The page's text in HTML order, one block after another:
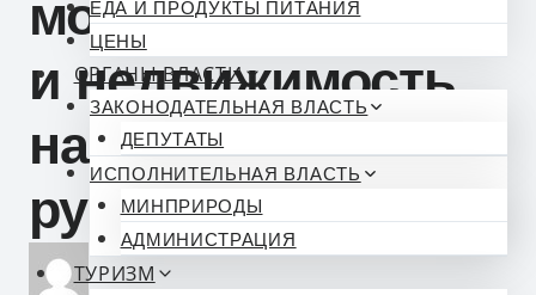
ЕДА И ПРОДУКТЫ ПИТАНИЯ
ЦЕНЫ
ОРГАНЫ ВЛАСТИ
ЗАКОНОДАТЕЛЬНАЯ ВЛАСТЬ
ДЕПУТАТЫ
ИСПОЛНИТЕЛЬНАЯ ВЛАСТЬ
МИНПРИРОДЫ
АДМИНИСТРАЦИЯ
ТУРИЗМ
монеты
и недвижимость
на полмиллиарда
рублей